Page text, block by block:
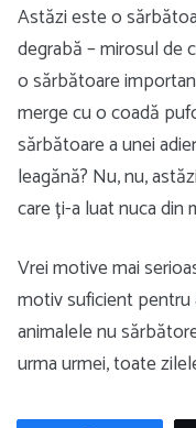
Astăzi este o
degrabă – mirosul de
o sărbătoare
merge cu o coadă
sărbătoare a unei
leagănă? Nu, nu,
care ți-a luat nuca din
Vrei motive mai
motiv suficient pentru
animalele nu
urma urmei, toate